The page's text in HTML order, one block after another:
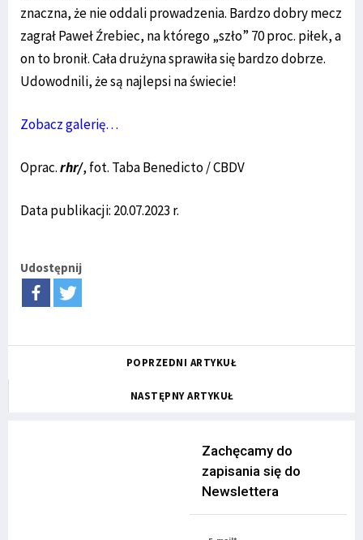
znaczna, że nie oddali prowadzenia. Bardzo dobry mecz
zagrał Paweł Źrebiec, na którego „szło” 70 proc. piłek, a
on to bronił. Cała drużyna sprawiła się bardzo dobrze.
Udowodnili, że są najlepsi na świecie!
Zobacz galerię…
Oprac.rhr/, fot. Taba Benedicto / CBDV
Data publikacji: 20.07.2023 r.
Udostępnij
POPRZEDNI ARTYKUŁ
NASTĘPNY ARTYKUŁ
Zachęcamy do
zapisania się do
Newslettera